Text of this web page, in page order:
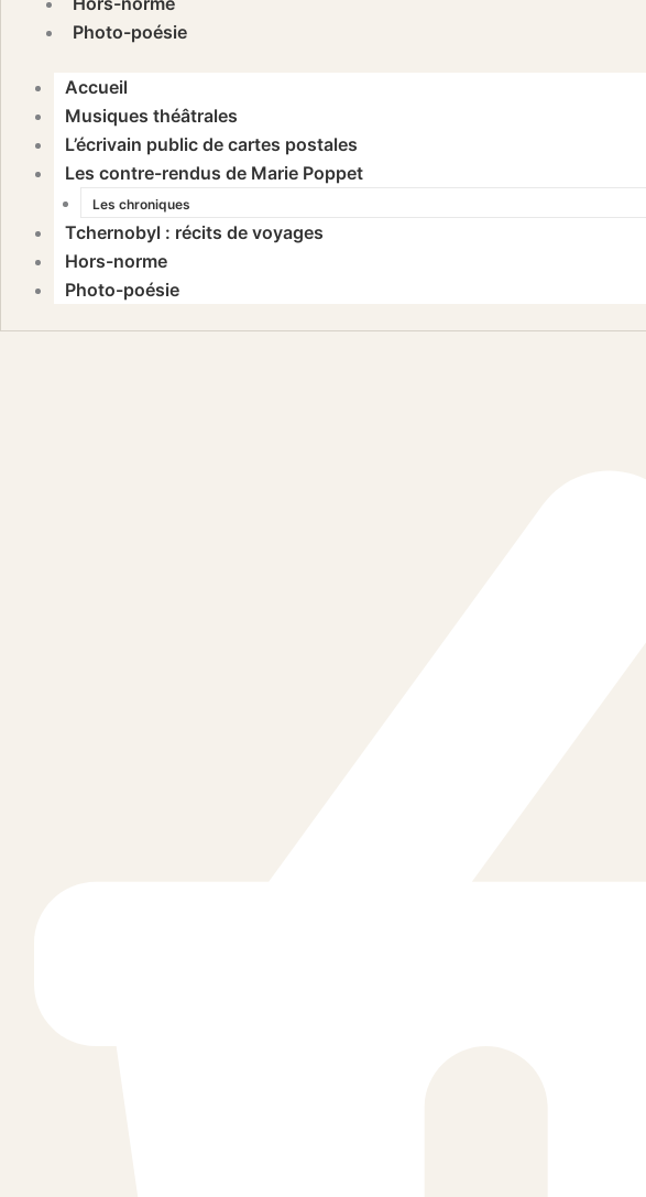
Photo-poésie
Accueil
Musiques théâtrales
L’écrivain public de cartes postales
Les contre-rendus de Marie Poppet
Les chroniques
Tchernobyl : récits de voyages
Hors-norme
Photo-poésie